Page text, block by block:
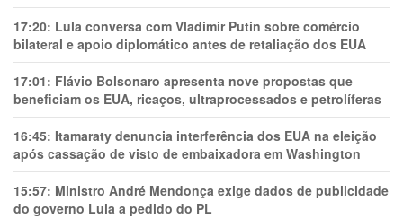
17:20: Lula conversa com Vladimir Putin sobre comércio
bilateral e apoio diplomático antes de retaliação dos EUA
17:01: Flávio Bolsonaro apresenta nove propostas que
beneficiam os EUA, ricaços, ultraprocessados e petrolíferas
16:45: Itamaraty denuncia interferência dos EUA na eleição
após cassação de visto de embaixadora em Washington
15:57: Ministro André Mendonça exige dados de publicidade
do governo Lula a pedido do PL